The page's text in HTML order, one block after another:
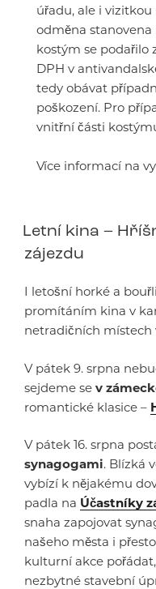
úřadu, ale i
odměna
kostým se podařilo
DPH v
tedy obávat
poškození. Pro
vnitřní části
Více informací na
Letní kina –
zájezdu
I letošní horké a
promítáním kina v
netradičních místech
V pátek 9. srpna
sejdeme se v
romantické klasice –
V pátek 16. srpna
synagogami. Blízká
vybízí k nějakému
padla na Účastníky
snaha zapojovat
našeho města i
kulturní akce
nezbytné stavební